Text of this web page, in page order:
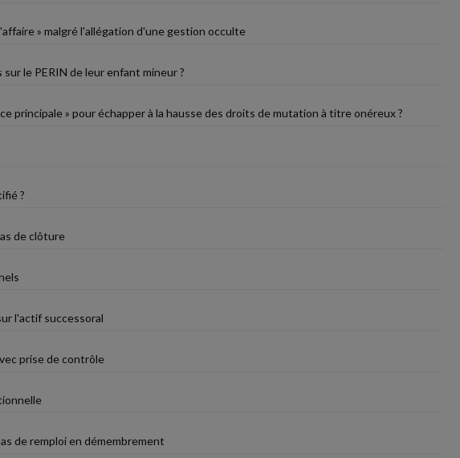
» malgré l'allégation d'une gestion occulte
le PERIN de leur enfant mineur ?
principale » pour échapper à la hausse des droits de mutation à titre onéreux ?
?
de clôture
l'actif successoral
prise de contrôle
de remploi en démembrement